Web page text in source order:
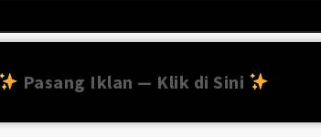
Pasang Iklan — Klik di Sini